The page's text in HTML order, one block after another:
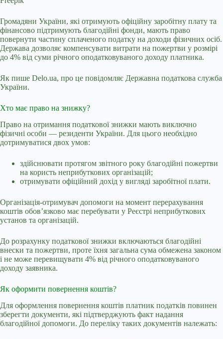
Громадяни України, які отримують офіційну заробітну плату та
фінансово підтримують благодійні фонди, мають право
повернути частину сплаченого податку на доходи фізичних осіб.
Держава дозволяє компенсувати витрати на пожертви у розмірі
до 4% від суми річного оподатковуваного доходу платника.
Як пише Delo.ua, про це повідомляє Державна податкова служба
України.
Хто має право на знижку?
Право на отримання податкової знижки мають виключно
фізичні особи — резиденти України. Для цього необхідно
дотримуватися двох умов:
здійснювати протягом звітного року благодійні пожертви
на користь неприбуткових організацій;
отримувати офіційний дохід у вигляді заробітної плати.
Організація-отримувач допомоги на момент перерахування
коштів обов’язково має перебувати у Реєстрі неприбуткових
установ та організацій.
До розрахунку податкової знижки включаються благодійні
внески та пожертви, проте їхня загальна сума обмежена законом
і не може перевищувати 4% від річного оподатковуваного
доходу заявника.
Як оформити повернення коштів?
Для оформлення повернення коштів платник податків повинен
зберегти документи, які підтверджують факт надання
благодійної допомоги. До переліку таких документів належать: